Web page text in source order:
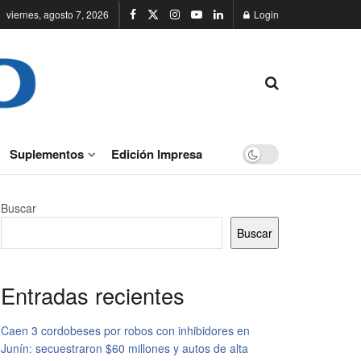
viernes, agosto 7, 2026 Login
Suplementos Edición Impresa
Buscar
Buscar
Entradas recientes
Caen 3 cordobeses por robos con inhibidores en
Junín: secuestraron $60 millones y autos de alta